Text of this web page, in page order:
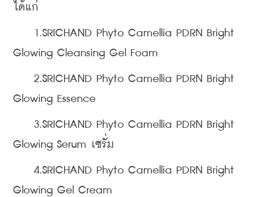
ได้แก่
1.SRICHAND Phyto Camellia PDRN Bright
Glowing Cleansing Gel Foam
2.SRICHAND Phyto Camellia PDRN Bright
Glowing Essence
3.SRICHAND Phyto Camellia PDRN Bright
Glowing Serum เซรั่ม
4.SRICHAND Phyto Camellia PDRN Bright
Glowing Gel Cream